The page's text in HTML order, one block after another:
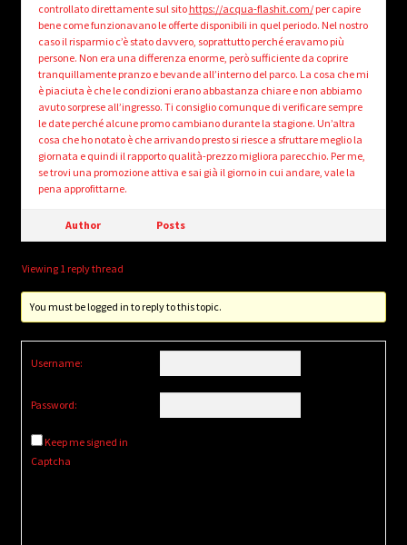
controllato direttamente sul sito https://acqua-flashit.com/per capire
bene come funzionavano le offerte disponibili in quel periodo. Nel nostro
caso il risparmio c’è stato davvero, soprattutto perché eravamo più
persone. Non era una differenza enorme, però sufficiente da coprire
tranquillamente pranzo e bevande all’interno del parco. La cosa che mi
è piaciuta è che le condizioni erano abbastanza chiare e non abbiamo
avuto sorprese all’ingresso. Ti consiglio comunque di verificare sempre
le date perché alcune promo cambiano durante la stagione. Un’altra
cosa che ho notato è che arrivando presto si riesce a sfruttare meglio la
giornata e quindi il rapporto qualità-prezzo migliora parecchio. Per me,
se trovi una promozione attiva e sai già il giorno in cui andare, vale la
pena approfittarne.
Author Posts
Viewing 1 reply thread
You must be logged in to reply to this topic.
Username:
Password:
Keep me signed in
Captcha